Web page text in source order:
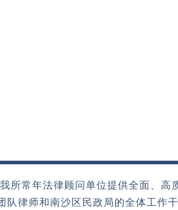
所常年法律顾问单位提供全面、
律师和南沙区民政局的全体工作